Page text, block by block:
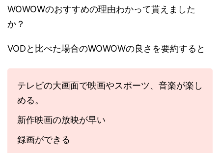
WOWOWのおすすめの理由わかって貰えました
か？
VODと比べた場合のWOWOWの良さを要約すると
テレビの大画面で映画やスポーツ、音楽が楽し
める。
新作映画の放映が早い
録画ができる